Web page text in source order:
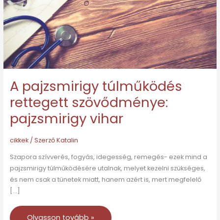
A pajzsmirigy túlműködés
rettegett szövődménye:
pajzsmirigy vihar
cikkek/ SzerzőKatalin
Szapora szívverés, fogyás, idegesség, remegés- ezek mind a
pajzsmirigy túlműködésére utalnak, melyet kezelni szükséges,
és nem csak a tünetek miatt, hanem azért is, mert megfelelő
[…]
pajzsmirigy
vihar
Olvasson tovább »